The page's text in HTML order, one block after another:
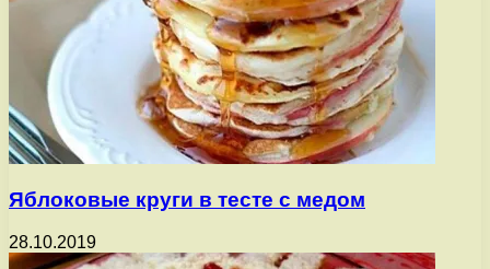
Яблоковые круги в тесте с медом
28.10.2019